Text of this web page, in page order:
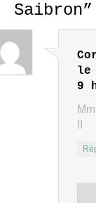
Saibron”
le
9
!!